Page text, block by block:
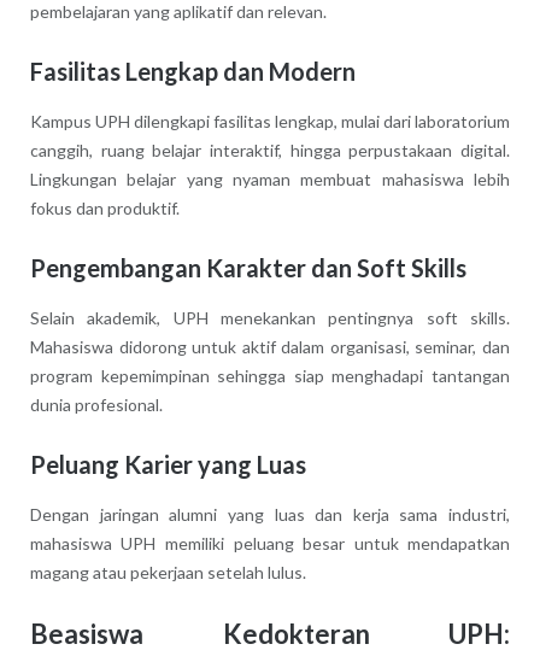
pembelajaran yang aplikatif dan relevan.
Fasilitas Lengkap dan Modern
Kampus UPH dilengkapi fasilitas lengkap, mulai dari laboratorium
canggih, ruang belajar interaktif, hingga perpustakaan digital.
Lingkungan belajar yang nyaman membuat mahasiswa lebih
fokus dan produktif.
Pengembangan Karakter dan Soft Skills
Selain akademik, UPH menekankan pentingnya soft skills.
Mahasiswa didorong untuk aktif dalam organisasi, seminar, dan
program kepemimpinan sehingga siap menghadapi tantangan
dunia profesional.
Peluang Karier yang Luas
Dengan jaringan alumni yang luas dan kerja sama industri,
mahasiswa UPH memiliki peluang besar untuk mendapatkan
magang atau pekerjaan setelah lulus.
Beasiswa Kedokteran UPH: